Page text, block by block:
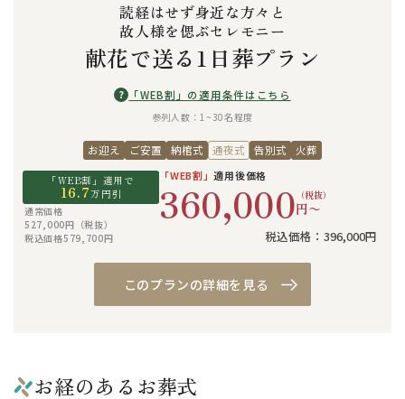
読経はせず身近な方々と
故人様を偲ぶセレモニー
献花で送る1日葬プラン
? 「WEB割」の適用条件はこちら
参列人数：1~30名程度
お迎え ご安置 納棺式 通夜式 告別式 火葬
「WEB割」適用で
16.7万円引
通常価格
527,000円（税抜）
税込価格579,700円
「WEB割」適用後価格
360,000 （税抜）
円〜
税込価格：396,000円
このプランの詳細を見る
お経のあるお葬式